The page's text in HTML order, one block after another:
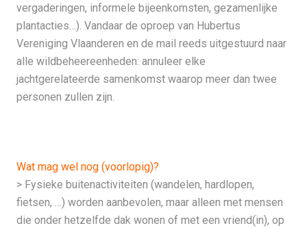
vergaderingen, informele bijeenkomsten, gezamenlijke
plantacties…). Vandaar de oproep van Hubertus
Vereniging Vlaanderen en de mail reeds uitgestuurd naar
alle wildbeheereenheden: annuleer elke
jachtgerelateerde samenkomst waarop meer dan twee
personen zullen zijn.
Wat mag wel nog (voorlopig)?
> Fysieke buitenactiviteiten (wandelen, hardlopen,
fietsen, …) worden aanbevolen, maar alleen met mensen
die onder hetzelfde dak wonen of met een vriend(in), op